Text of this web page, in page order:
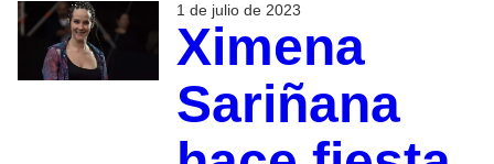
1 de julio de 2023
Ximena
Sariñana